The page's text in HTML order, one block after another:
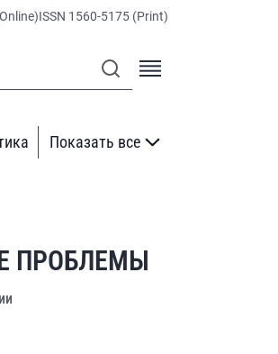
ISSN 1560-5175 (Print)
Показать все
ПРОБЛЕМЫ